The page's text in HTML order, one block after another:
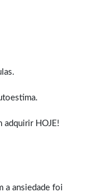
adquirir HOJE!
a ansiedade foi